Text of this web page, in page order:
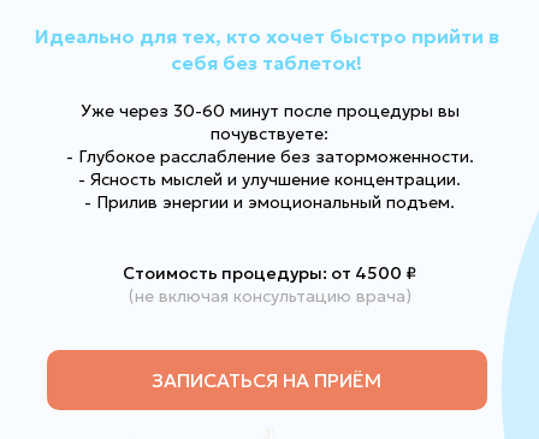
Идеально для тех, кто хочет быстро прийти в
себя без таблеток!
Уже через 30-60 минут после процедуры вы
почувствуете:
- Глубокое расслабление без заторможенности.
- Ясность мыслей и улучшение концентрации.
- Прилив энергии и эмоциональный подъем.
Стоимость процедуры: от 4500 ₽
(не включая консультацию врача)
ЗАПИСАТЬСЯ НА ПРИЁМ